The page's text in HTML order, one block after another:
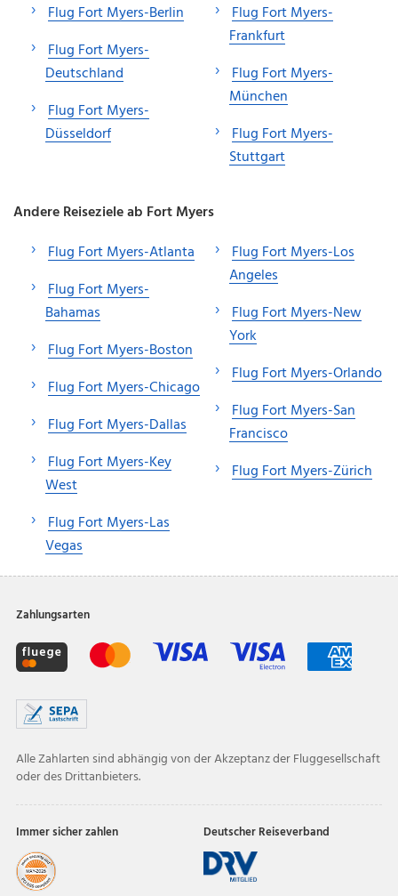
Flug Fort Myers-Berlin
Flug Fort Myers-
Deutschland
Flug Fort Myers-
Düsseldorf
Flug Fort Myers-
Frankfurt
Flug Fort Myers-
München
Flug Fort Myers-
Stuttgart
Andere Reiseziele ab Fort Myers
Flug Fort Myers-Atlanta
Flug Fort Myers-
Bahamas
Flug Fort Myers-Boston
Flug Fort Myers-Chicago
Flug Fort Myers-Dallas
Flug Fort Myers-Key
West
Flug Fort Myers-Las
Vegas
Flug Fort Myers-Los
Angeles
Flug Fort Myers-New
York
Flug Fort Myers-Orlando
Flug Fort Myers-San
Francisco
Flug Fort Myers-Zürich